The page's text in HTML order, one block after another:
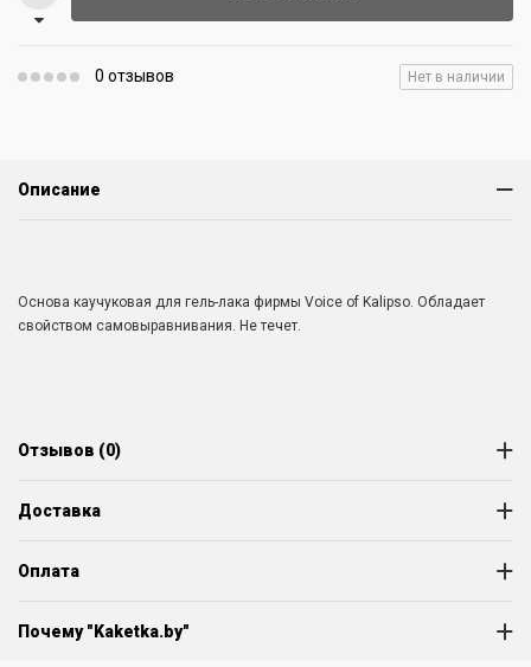
0 отзывов Нет в наличии
Описание
Основа каучуковая для гель-лака фирмы Voice of Kalipso. Обладает
свойством самовыравнивания. Не течет.
Отзывов (0)
Доставка
Оплата
Почему "Kaketka.by"